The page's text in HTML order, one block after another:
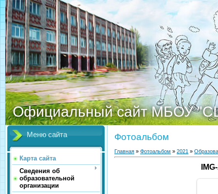
Официальный сайт МБОУ
Меню сайта
Карта сайта
Сведения об
образовательной
организации
Фотоальбом
Главная » Фотоальбом » 2021 »